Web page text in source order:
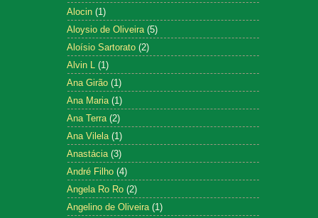
Alocin (1)
Aloysio de Oliveira (5)
Aloísio Sartorato (2)
Alvin L (1)
Ana Girão (1)
Ana Maria (1)
Ana Terra (2)
Ana Vilela (1)
Anastácia (3)
André Filho (4)
Angela Ro Ro (2)
Angelino de Oliveira (1)